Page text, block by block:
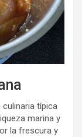
culinaria típica
marina y
la frescura y